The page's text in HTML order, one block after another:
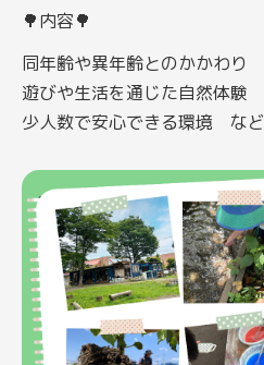
🌳内容🌳
同年齢や異年齢とのかかわり
遊びや生活を通じた自然体験
少人数で安心できる環境 など